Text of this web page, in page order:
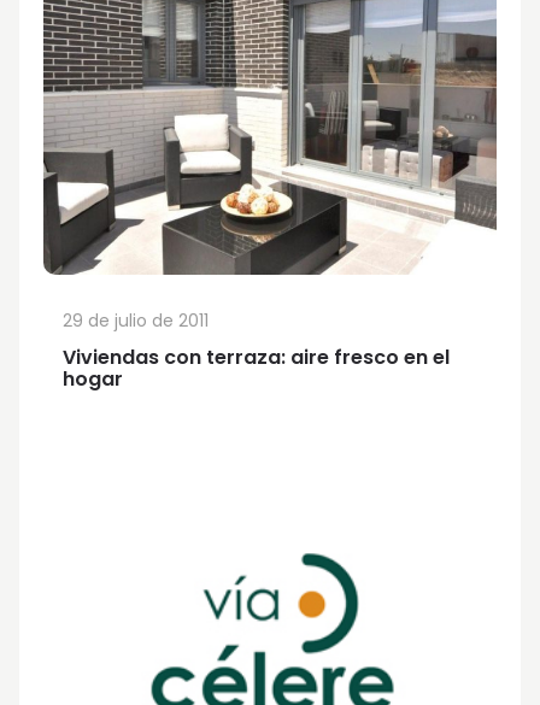
Viviendas con terraza: aire fresco en el
hogar
29 de julio de 2011